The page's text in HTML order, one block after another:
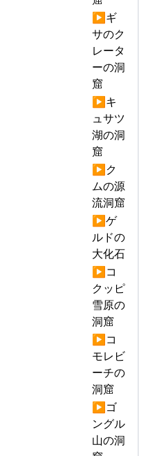
▶ギ
サのク
レータ
ーの洞
窟
▶キ
ュサツ
湖の洞
窟
▶ク
ムの源
流洞窟
▶ゲ
ルドの
大化石
▶コ
クッピ
雪原の
洞窟
▶コ
モレビ
ーチの
洞窟
▶ゴ
ングル
山の洞